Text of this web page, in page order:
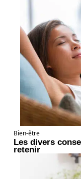
Bien-être
Les divers
retenir